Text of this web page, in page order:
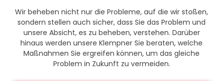
Wir beheben nicht nur die Probleme, auf die wir stoßen,
sondern stellen auch sicher, dass Sie das Problem und
unsere Absicht, es zu beheben, verstehen. Darüber
hinaus werden unsere Klempner Sie beraten, welche
Maßnahmen Sie ergreifen können, um das gleiche
Problem in Zukunft zu vermeiden.